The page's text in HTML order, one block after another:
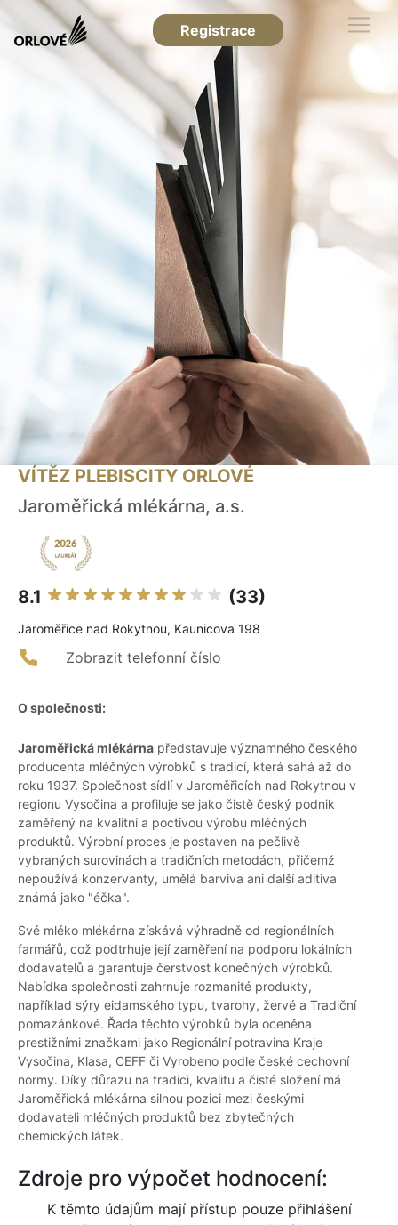
Registrace
VÍTĚZ PLEBISCITY ORLOVÉ
Jaroměřická mlékárna, a.s.
8.1 (33)
Jaroměřice nad Rokytnou, Kaunicova 198
Zobrazit telefonní číslo
O společnosti:
Jaroměřická mlékárna představuje významného českého
producenta mléčných výrobků s tradicí, která sahá až do
roku 1937. Společnost sídlí v Jaroměřicích nad Rokytnou v
regionu Vysočina a profiluje se jako čistě český podnik
zaměřený na kvalitní a poctivou výrobu mléčných
produktů. Výrobní proces je postaven na pečlivě
vybraných surovinách a tradičních metodách, přičemž
nepoužívá konzervanty, umělá barviva ani další aditiva
známá jako "éčka".
Své mléko mlékárna získává výhradně od regionálních
farmářů, což podtrhuje její zaměření na podporu lokálních
dodavatelů a garantuje čerstvost konečných výrobků.
Nabídka společnosti zahrnuje rozmanité produkty,
například sýry eidamského typu, tvarohy, žervé a Tradiční
pomazánkové. Řada těchto výrobků byla oceněna
prestižními značkami jako Regionální potravina Kraje
Vysočina, Klasa, CEFF či Vyrobeno podle české cechovní
normy. Díky důrazu na tradici, kvalitu a čisté složení má
Jaroměřická mlékárna silnou pozici mezi českými
dodavateli mléčných produktů bez zbytečných
chemických látek.
Zdroje pro výpočet hodnocení:
K těmto údajům mají přístup pouze přihlášení